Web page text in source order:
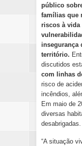
público
famílias que
riscos à vida
insegurança
território.
discutidos
com linhas
risco de
incêndios,
Em maio de
diversas
desabrigadas.
“A situação